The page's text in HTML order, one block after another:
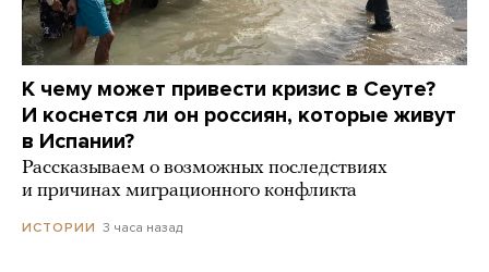
К чему может привести кризис в Сеуте?
И коснется ли он россиян, которые живут
в Испании?
Рассказываем о возможных последствиях
и причинах миграционного конфликта
ИСТОРИИ 3 часа назад